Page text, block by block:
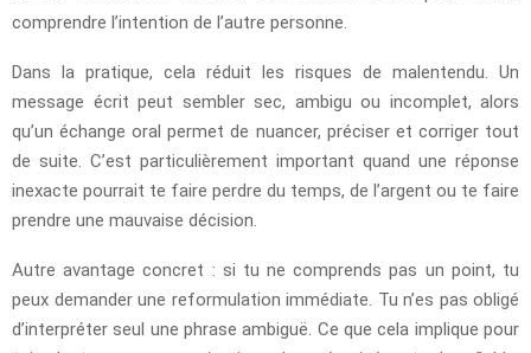
comprendre l’intention de l’autre personne.
Dans la pratique, cela réduit les risques de malentendu. Un
message écrit peut sembler sec, ambigu ou incomplet, alors
qu’un échange oral permet de nuancer, préciser et corriger tout
de suite. C’est particulièrement important quand une réponse
inexacte pourrait te faire perdre du temps, de l’argent ou te faire
prendre une mauvaise décision.
Autre avantage concret : si tu ne comprends pas un point, tu
peux demander une reformulation immédiate. Tu n’es pas obligé
d’interpréter seul une phrase ambiguë. Ce que cela implique pour